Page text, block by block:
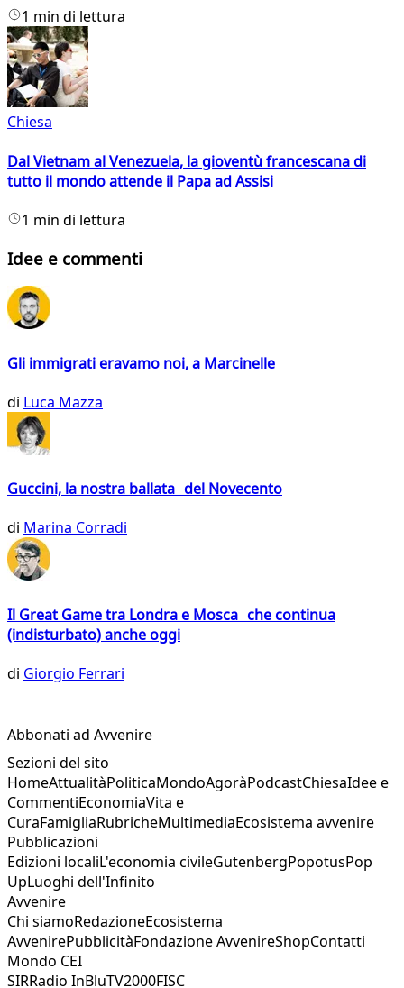
1 min di lettura
Chiesa
Dal Vietnam al Venezuela, la gioventù francescana di
tutto il mondo attende il Papa ad Assisi
1 min di lettura
Idee e commenti
Gli immigrati eravamo noi, a Marcinelle
di Luca Mazza
Guccini, la nostra ballata del Novecento
di Marina Corradi
Il Great Game tra Londra e Mosca che continua
(indisturbato) anche oggi
di Giorgio Ferrari
Abbonati ad Avvenire
Sezioni del sito
HomeAttualitàPoliticaMondoAgoràPodcastChiesaIdee e
CommentiEconomiaVita e
CuraFamigliaRubricheMultimediaEcosistema avvenire
Pubblicazioni
Edizioni localiL'economia civileGutenbergPopotusPop
UpLuoghi dell'Infinito
Avvenire
Chi siamoRedazioneEcosistema
AvvenirePubblicitàFondazione AvvenireShopContatti
Mondo CEI
SIRRadio InBluTV2000FISC